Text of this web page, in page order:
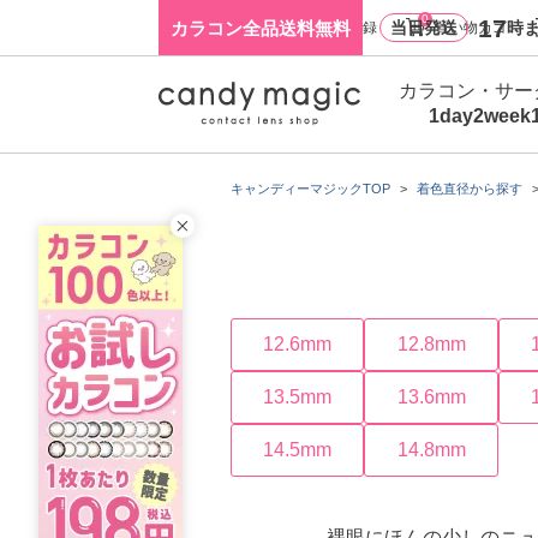
カラコン全品送料無料 当日発送 17時
キャンディーマジックTOP 着色直径から探す
12.6mm 12.8mm
13.5mm 13.6mm
14.5mm 14.8mm
ログイン・新規会員登録
0
買い物カゴ
カラコン・サ
1day2week